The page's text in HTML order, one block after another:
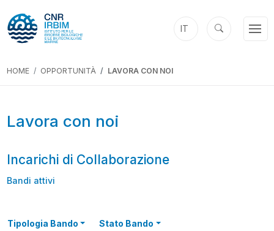
IT
HOME OPPORTUNITÀ LAVORA CON NOI
Lavora con noi
Incarichi di Collaborazione
Bandi attivi
Tipologia Bando Stato Bando